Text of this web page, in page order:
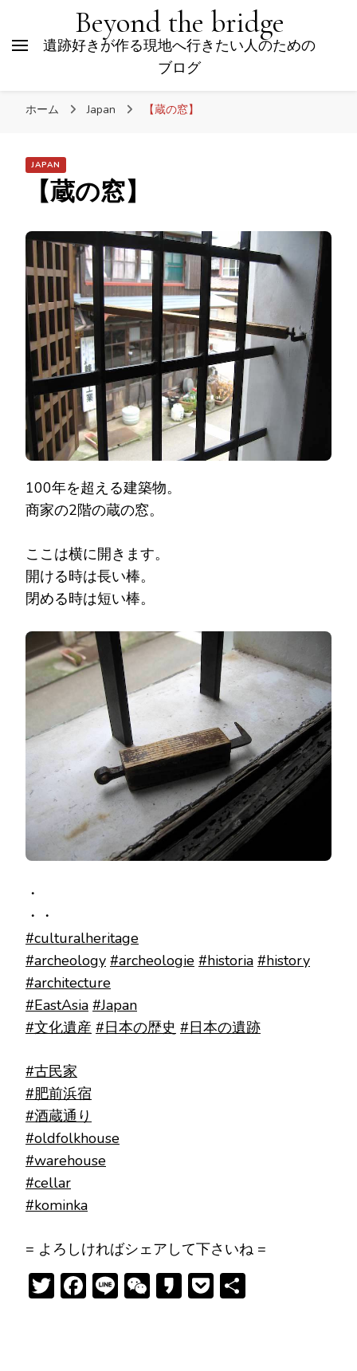
Beyond the bridge
遺跡好きが作る現地へ行きたい人のための
ブログ
ホーム Japan 【蔵の窓】
JAPAN
【蔵の窓】
100年を超える建築物。
商家の2階の蔵の窓。
ここは横に開きます。
開ける時は長い棒。
閉める時は短い棒。
・
・・
#culturalheritage
#archeology #archeologie #historia #history
#architecture
#EastAsia #Japan
#文化遺産 #日本の歴史 #日本の遺跡
#古民家
#肥前浜宿
#酒蔵通り
#oldfolkhouse
#warehouse
#cellar
#kominka
= よろしければシェアして下さいね =
Twitter
Facebook
LineWeChat
KakaoPocket